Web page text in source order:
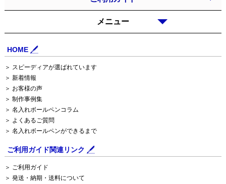
HOME
＞ スピーディアが選ばれています
＞ 新着情報
＞ お客様の声
＞ 制作事例集
＞ 名入れボールペンコラム
＞ よくあるご質問
＞ 名入れボールペンができるまで
ご利用ガイド関連リンク
＞ ご利用ガイド
＞ 発送・納期・送料について
メニュー